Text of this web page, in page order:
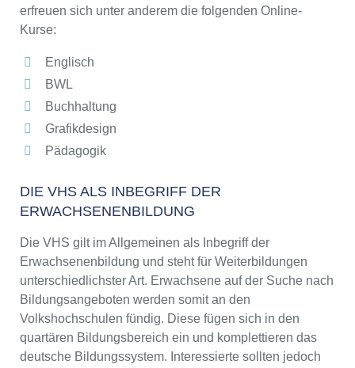
erfreuen sich unter anderem die folgenden Online-
Kurse:
Englisch
BWL
Buchhaltung
Grafikdesign
Pädagogik
DIE VHS ALS INBEGRIFF DER
ERWACHSENENBILDUNG
Die VHS gilt im Allgemeinen als Inbegriff der
Erwachsenenbildung und steht für Weiterbildungen
unterschiedlichster Art. Erwachsene auf der Suche nach
Bildungsangeboten werden somit an den
Volkshochschulen fündig. Diese fügen sich in den
quartären Bildungsbereich ein und komplettieren das
deutsche Bildungssystem. Interessierte sollten jedoch